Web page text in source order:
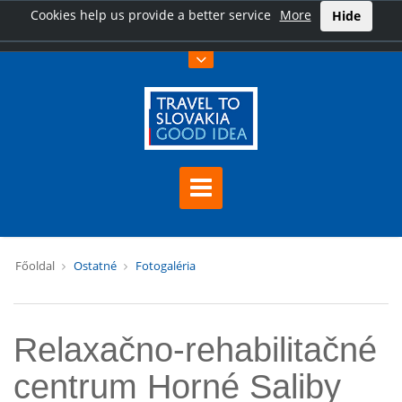
Cookies help us provide a better service More Hide
Főoldal Ostatné Fotogaléria
Relaxačno-rehabilitačné
centrum Horné Saliby